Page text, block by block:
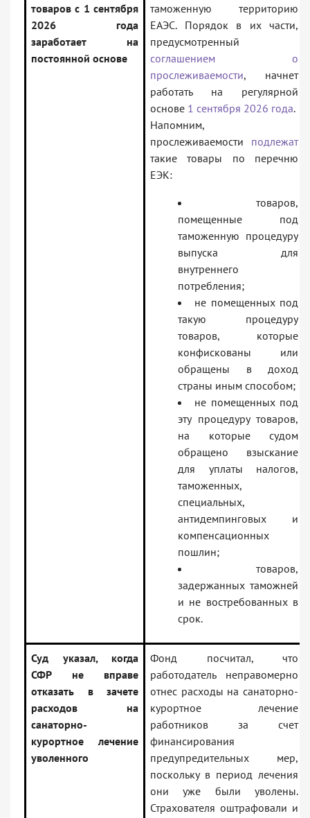
товаров с 1 сентября
2026 года
заработает на
постоянной основе
таможенную территорию
ЕАЭС. Порядок в их части,
предусмотренный
соглашением о
прослеживаемости, начнет
работать на регулярной
основе 1 сентября 2026 года.
Напомним,
прослеживаемости подлежат
такие товары по перечню
ЕЭК:
товаров,
помещенные под
таможенную процедуру
выпуска для
внутреннего
потребления;
не помещенных под
такую процедуру
товаров, которые
конфискованы или
обращены в доход
страны иным способом;
не помещенных под
эту процедуру товаров,
на которые судом
обращено взыскание
для уплаты налогов,
таможенных,
специальных,
антидемпинговых и
компенсационных
пошлин;
товаров,
задержанных таможней
и не востребованных в
срок.
Суд указал, когда
СФР не вправе
отказать в зачете
расходов на
санаторно-
курортное лечение
уволенного
Фонд посчитал, что
работодатель неправомерно
отнес расходы на санаторно-
курортное лечение
работников за счет
финансирования
предупредительных мер,
поскольку в период лечения
они уже были уволены.
Страхователя оштрафовали и